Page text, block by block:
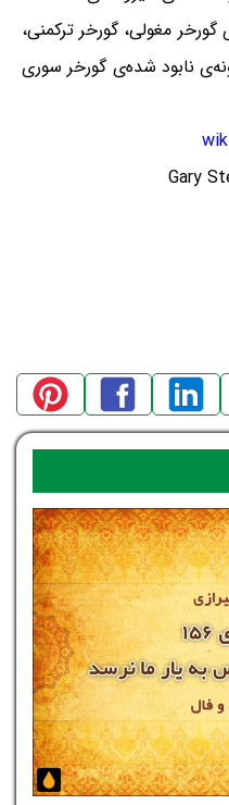
زنده‌ی گورخر مغولی، گورخر ترکمنی،
و گورخر هندی و ۲ زیرگونه‌ی نابود شده‌ی گورخر سوری
Gary